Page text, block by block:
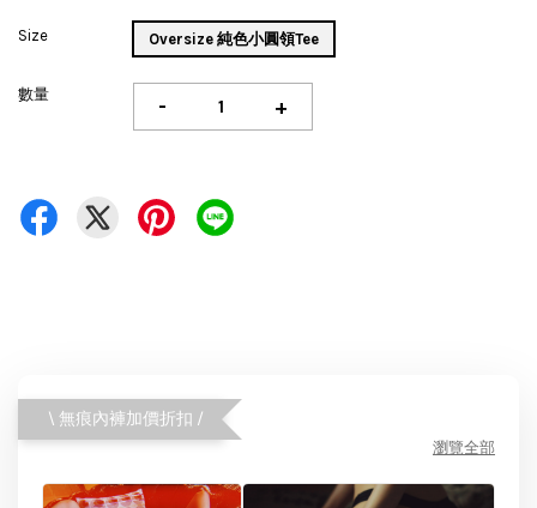
Size Oversize 純色小圓領Tee
數量 - +
\ 無痕內褲加價折扣 /
瀏覽全部